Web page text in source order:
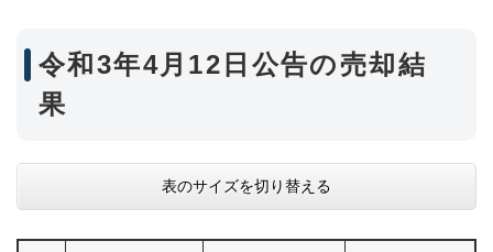
令和3年4月12日公告の売却結
果
表のサイズを切り替える